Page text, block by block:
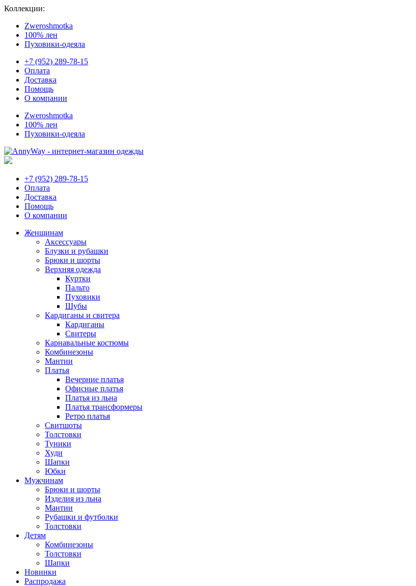
Коллекции:
Zweroshmotka
100% лен
Пуховики-одеяла
+7 (952) 289-78-15
Оплата
Доставка
Помощь
О компании
Zweroshmotka
100% лен
Пуховики-одеяла
+7 (952) 289-78-15
Оплата
Доставка
Помощь
О компании
Женщинам
Аксессуары
Блузки и рубашки
Брюки и шорты
Верхняя одежда
Куртки
Пальто
Пуховики
Шубы
Кардиганы и свитера
Кардиганы
Свитеры
Карнавальные костюмы
Комбинезоны
Мантии
Платья
Вечерние платья
Офисные платья
Платья из льна
Платья трансформеры
Ретро платья
Свитшоты
Толстовки
Туники
Худи
Шапки
Юбки
Мужчинам
Брюки и шорты
Изделия из льна
Мантии
Рубашки и футболки
Толстовки
Детям
Комбинезоны
Толстовки
Шапки
Новинки
Распродажа